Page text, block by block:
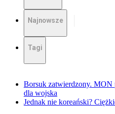
Najnowsze
Tagi
Borsuk zatwierdzony. MON
dla wojska
Jednak nie koreański?